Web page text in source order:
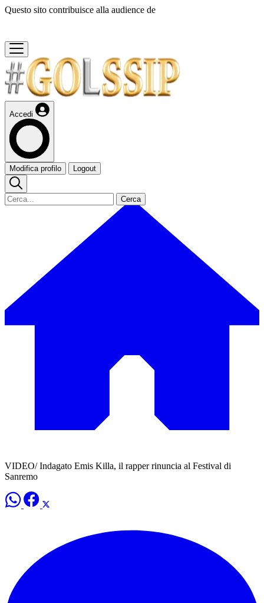
Questo sito contribuisce alla audience de
Accedi
Modifica profilo Logout
Cerca
VIDEO/ Indagato Emis Killa, il rapper rinuncia al Festival di
Sanremo